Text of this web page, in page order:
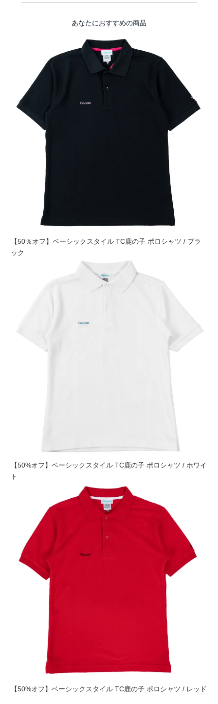
あなたにおすすめの商品
【50％オフ】ベーシックスタイル TC鹿の子 ポロシャツ / ブラ
ック
【50%オフ】ベーシックスタイル TC鹿の子 ポロシャツ / ホワイ
ト
【50%オフ】ベーシックスタイル TC鹿の子 ポロシャツ / レッド